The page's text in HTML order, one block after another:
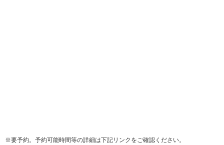
※要予約。予約可能時間等の詳細は下記リンクをご確認ください。